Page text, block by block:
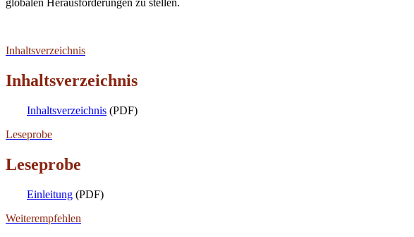
globalen Herausforderungen zu stellen.
Inhaltsverzeichnis
Inhaltsverzeichnis
Inhaltsverzeichnis (PDF)
Leseprobe
Leseprobe
Einleitung (PDF)
Weiterempfehlen